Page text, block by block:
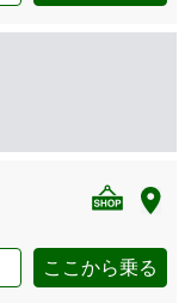
ここから乗る